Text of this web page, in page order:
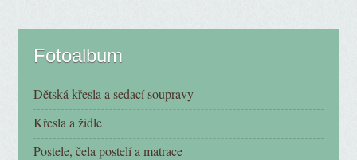
Fotoalbum
Dětská křesla a sedací soupravy
Křesla a židle
Postele, čela postelí a matrace